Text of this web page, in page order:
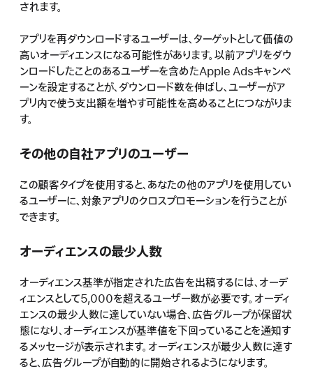
されます。
アプリを再ダウンロードするユーザーは、ターゲットとして価値の
高いオーディエンスになる可能性があります。以前アプリをダウ
ンロードしたことのあるユーザーを含めたApple Adsキャンペ
ーンを設定することが、ダウンロード数を伸ばし、ユーザーがア
プリ内で使う支出額を増やす可能性を高めることにつながりま
す。
その他の自社アプリのユーザー
この顧客タイプを使用すると、あなたの他のアプリを使用してい
るユーザーに、対象アプリのクロスプロモーションを行うことが
できます。
オーディエンスの最少人数
オーディエンス基準が指定された広告を出稿するには、オーデ
ィエンスとして5,000を超えるユーザー数が必要です。オーディ
エンスの最少人数に達していない場合、広告グループが保留状
態になり、オーディエンスが基準値を下回っていることを通知す
るメッセージが表示されます。オーディエンスが最少人数に達す
ると、広告グループが自動的に開始されるようになります。